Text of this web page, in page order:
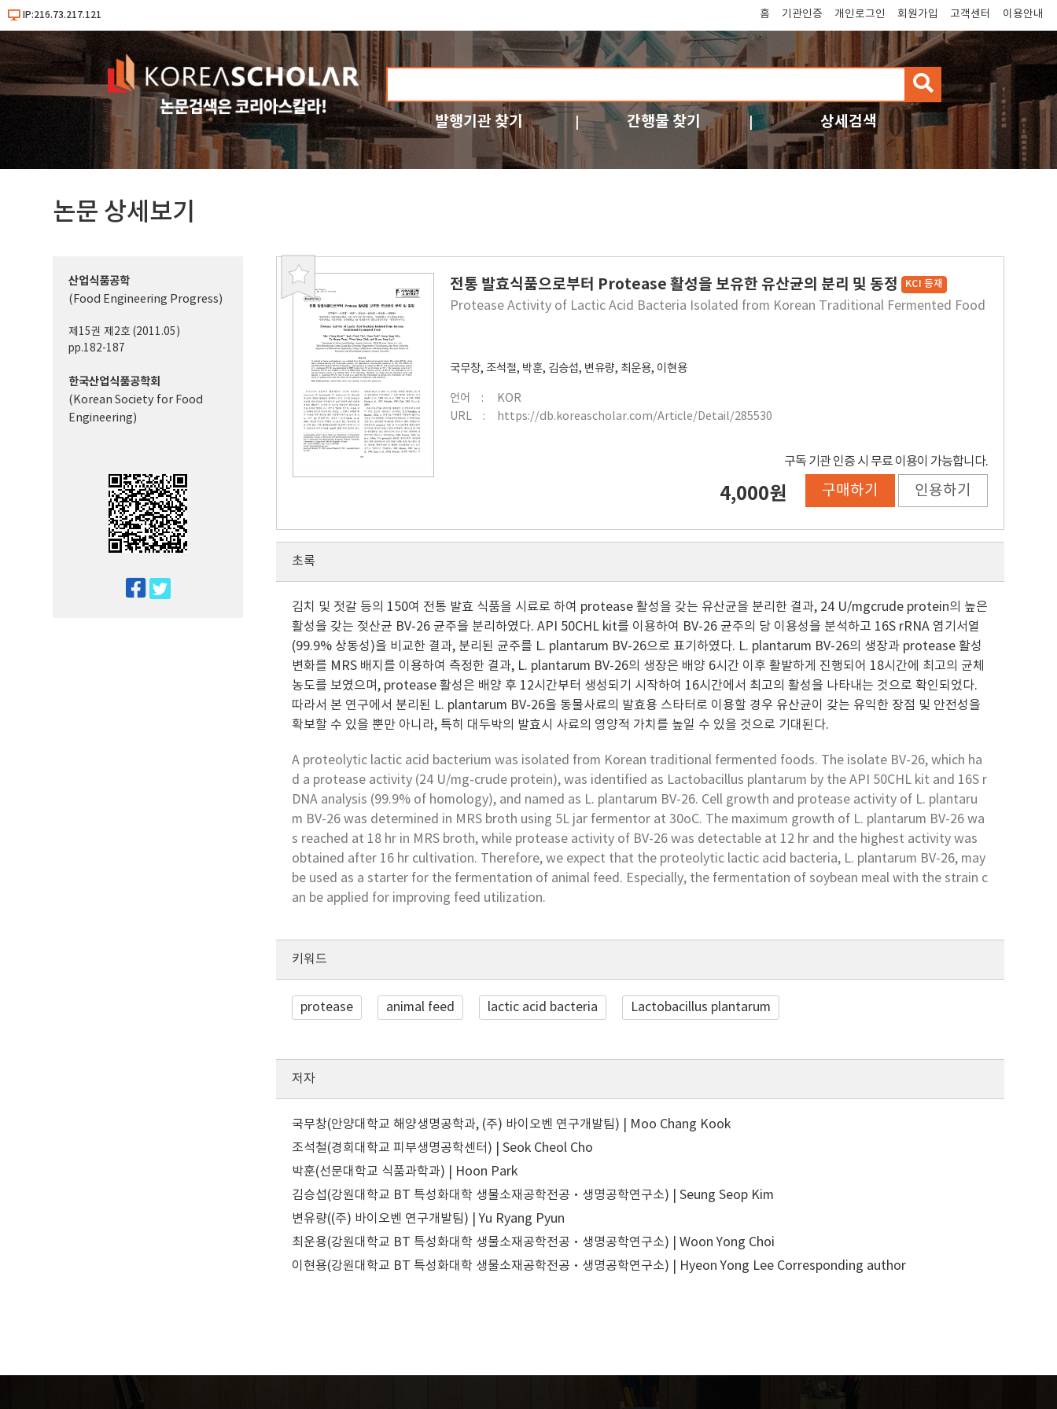
IP:216.73.217.121 홈 기관인증 개인로그인 회원가입 고객센터 이용안내
검
색
발행기관 찾기 간행물 찾기 상세검색
논문 상세보기
북
마
전통 발효식품으로부터 Protease 활성을 보유한 유산균의 분리 및 동정 KCI 등재
Protease Activity of Lactic Acid Bacteria Isolated from Korean Traditional Fermented Food
국무창, 조석철, 박훈, 김승섭, 변유량, 최운용, 이현용
언어
KOR
URL
https://db.koreascholar.com/Article/Detail/285530
구독 기관 인증 시 무료 이용이 가능합니다.
4,000원 구매하기 인용하기
산업식품공학
(Food Engineering Progress)
제15권 제2호 (2011.05)
pp.182-187
한국산업식품공학회
(Korean Society for Food
Engineering)
초록
김치 및 젓갈 등의 150여 전통 발효 식품을 시료로 하여 protease 활성을 갖는 유산균을 분리한 결과, 24 U/mgcrude protein의 높은
활성을 갖는 젖산균 BV-26 균주을 분리하였다. API 50CHL kit를 이용하여 BV-26 균주의 당 이용성을 분석하고 16S rRNA 염기서열
(99.9% 상동성)을 비교한 결과, 분리된 균주를 L. plantarum BV-26으로 표기하였다. L. plantarum BV-26의 생장과 protease 활성
변화를 MRS 배지를 이용하여 측정한 결과, L. plantarum BV-26의 생장은 배양 6시간 이후 활발하게 진행되어 18시간에 최고의 균체
농도를 보였으며, protease 활성은 배양 후 12시간부터 생성되기 시작하여 16시간에서 최고의 활성을 나타내는 것으로 확인되었다.
따라서 본 연구에서 분리된 L. plantarum BV-26을 동물사료의 발효용 스타터로 이용할 경우 유산균이 갖는 유익한 장점 및 안전성을
확보할 수 있을 뿐만 아니라, 특히 대두박의 발효시 사료의 영양적 가치를 높일 수 있을 것으로 기대된다.
A proteolytic lactic acid bacterium was isolated from Korean traditional fermented foods. The isolate BV-26, which ha
d a protease activity (24 U/mg-crude protein), was identified as Lactobacillus plantarum by the API 50CHL kit and 16S r
DNA analysis (99.9% of homology), and named as L. plantarum BV-26. Cell growth and protease activity of L. plantaru
m BV-26 was determined in MRS broth using 5L jar fermentor at 30oC. The maximum growth of L. plantarum BV-26 wa
s reached at 18 hr in MRS broth, while protease activity of BV-26 was detectable at 12 hr and the highest activity was
obtained after 16 hr cultivation. Therefore, we expect that the proteolytic lactic acid bacteria, L. plantarum BV-26, may
be used as a starter for the fermentation of animal feed. Especially, the fermentation of soybean meal with the strain c
an be applied for improving feed utilization.
키워드
protease animal feed lactic acid bacteria Lactobacillus plantarum
저자
국무창(안양대학교 해양생명공학과, (주) 바이오벤 연구개발팀) | Moo Chang Kook
조석철(경희대학교 피부생명공학센터) | Seok Cheol Cho
박훈(선문대학교 식품과학과) | Hoon Park
김승섭(강원대학교 BT 특성화대학 생물소재공학전공·생명공학연구소) | Seung Seop Kim
변유량((주) 바이오벤 연구개발팀) | Yu Ryang Pyun
최운용(강원대학교 BT 특성화대학 생물소재공학전공·생명공학연구소) | Woon Yong Choi
이현용(강원대학교 BT 특성화대학 생물소재공학전공·생명공학연구소) | Hyeon Yong Lee Corresponding author